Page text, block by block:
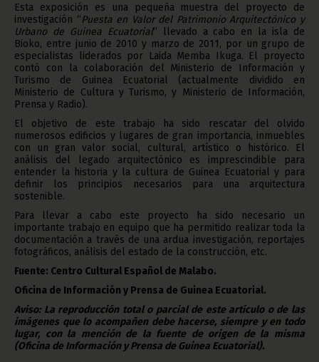
Esta exposición es una pequeña muestra del proyecto de
investigación “Puesta en Valor del Patrimonio Arquitectónico y
Urbano de Guinea Ecuatorial” llevado a cabo en la isla de
Bioko, entre junio de 2010 y marzo de 2011, por un grupo de
especialistas liderados por Laida Memba Ikuga. El proyecto
contó con la colaboración del Ministerio de Información y
Turismo de Guinea Ecuatorial (actualmente dividido en
Ministerio de Cultura y Turismo, y Ministerio de Información,
Prensa y Radio).
El objetivo de este trabajo ha sido rescatar del olvido
numerosos edificios y lugares de gran importancia, inmuebles
con un gran valor social, cultural, artístico o histórico. El
análisis del legado arquitectónico es imprescindible para
entender la historia y la cultura de Guinea Ecuatorial y para
definir los principios necesarios para una arquitectura
sostenible.
Para llevar a cabo este proyecto ha sido necesario un
importante trabajo en equipo que ha permitido realizar toda la
documentación a través de una ardua investigación, reportajes
fotográficos, análisis del estado de la construcción, etc.
Fuente: Centro Cultural Español de Malabo.
Oficina de Información y Prensa de Guinea Ecuatorial.
Aviso: La reproducción total o parcial de este artículo o de las
imágenes que lo acompañen debe hacerse, siempre y en todo
lugar, con la mención de la fuente de origen de la misma
(Oficina de Información y Prensa de Guinea Ecuatorial).